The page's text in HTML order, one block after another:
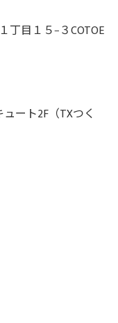
目１５−３COTOE
ート2F（TXつく